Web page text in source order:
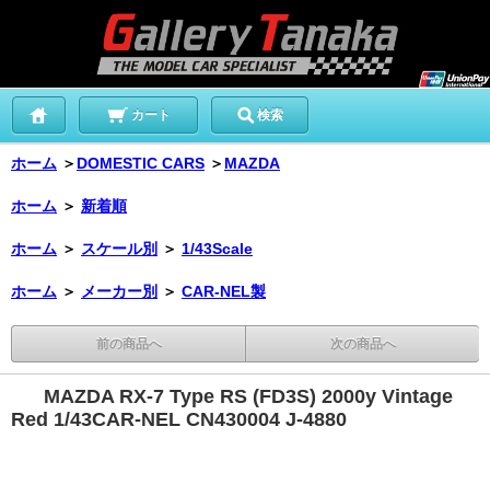
カート 検索
ホーム ＞ DOMESTIC CARS ＞ MAZDA
ホーム ＞ 新着順
ホーム ＞ スケール別 ＞ 1/43Scale
ホーム ＞ メーカー別 ＞ CAR-NEL製
前の商品へ 次の商品へ
MAZDA RX-7 Type RS (FD3S) 2000y Vintage
Red 1/43CAR-NEL CN430004 J-4880